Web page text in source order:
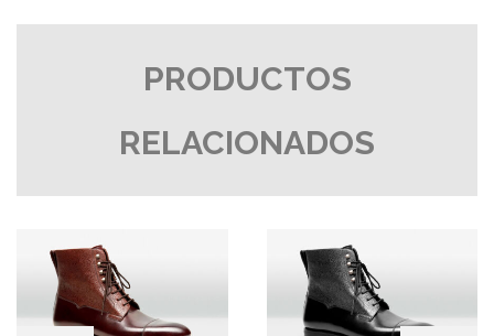
PRODUCTOS
RELACIONADOS